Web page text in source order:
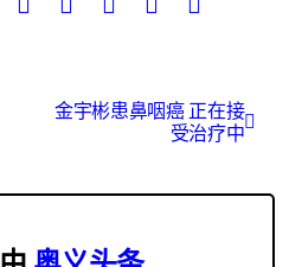
金宇彬患鼻咽癌 正在接
受治疗中